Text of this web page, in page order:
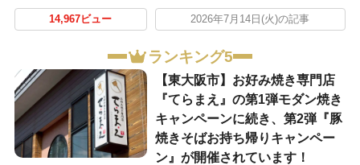
14,967ビュー 2026年7月14日(火)の記事
ランキング5
【東大阪市】お好み焼き専門店
『てらまえ』の第1弾モダン焼き
キャンペーンに続き、第2弾『豚
焼きそばお持ち帰りキャンペー
ン』が開催されています！